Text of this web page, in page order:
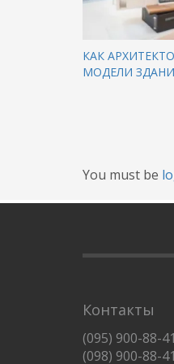
КАК
МОДЕЛИ
You must be
Контакты
(095) 900-88-41
(098) 900-88-41